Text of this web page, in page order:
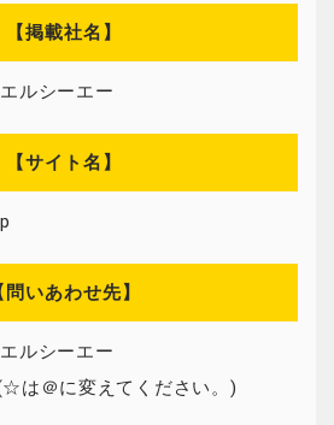
【掲載社名】
ルシーエー
【サイト名】
問いあわせ先】
ルシーエー
＠に変えてください。)